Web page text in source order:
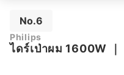
No.6
Philips
ไดร์เป่าผม 1600W